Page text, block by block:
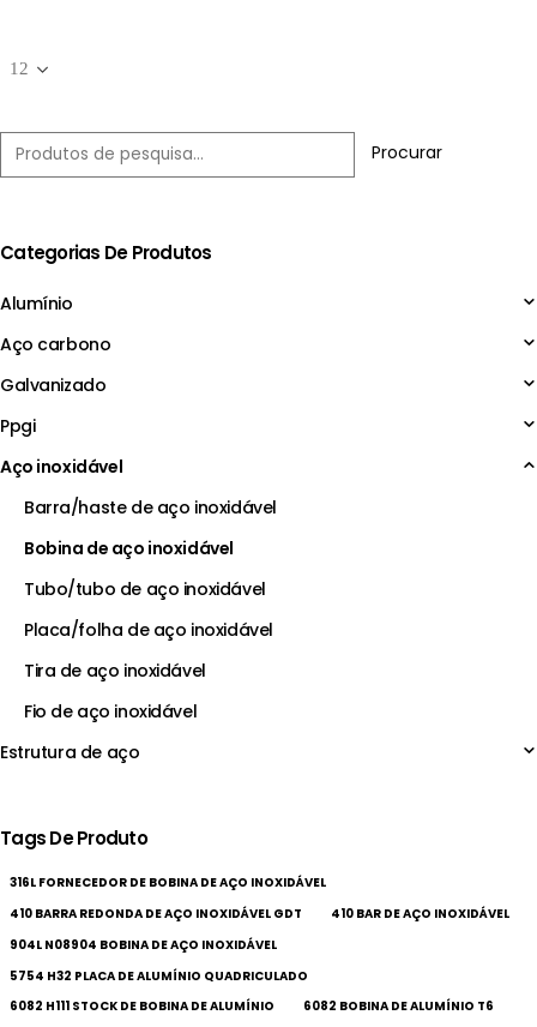
Procurar
Categorias De Produtos
Alumínio
Aço carbono
Galvanizado
Ppgi
Aço inoxidável
Barra/haste de aço inoxidável
Bobina de aço inoxidável
Tubo/tubo de aço inoxidável
Placa/folha de aço inoxidável
Tira de aço inoxidável
Fio de aço inoxidável
Estrutura de aço
Tags De Produto
316L FORNECEDOR DE BOBINA DE AÇO INOXIDÁVEL
410 BARRA REDONDA DE AÇO INOXIDÁVEL GDT
410 BAR DE AÇO INOXIDÁVEL
904L N08904 BOBINA DE AÇO INOXIDÁVEL
5754 H32 PLACA DE ALUMÍNIO QUADRICULADO
6082 H111 STOCK DE BOBINA DE ALUMÍNIO
6082 BOBINA DE ALUMÍNIO T6